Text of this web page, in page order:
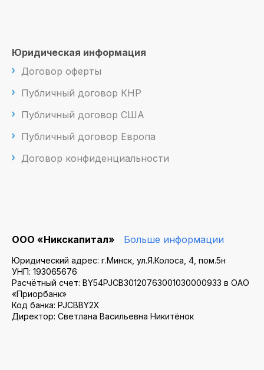
Юридическая информация
Договор оферты
Публичный договор КНР
Публичный договор США
Публичный договор Европа
Договор конфиденциальности
ООО «Никскапитал» Больше информации
Юридический адрес: г.Минск, ул.Я.Колоса, 4, пом.5н
УНП: 193065676
Расчётный счет: BY54PJCB30120763001030000933 в ОАО
«Приорбанк»
Код банка: PJCBBY2X
Директор: Светлана Васильевна Никитёнок